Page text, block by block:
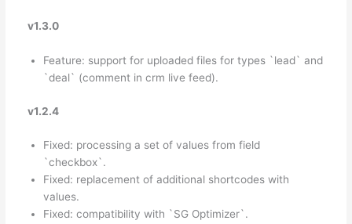
v1.3.0
Feature: support for uploaded files for types `lead` and
`deal` (comment in crm live feed).
v1.2.4
Fixed: processing a set of values from field
`checkbox`.
Fixed: replacement of additional shortcodes with
values.
Fixed: compatibility with `SG Optimizer`.